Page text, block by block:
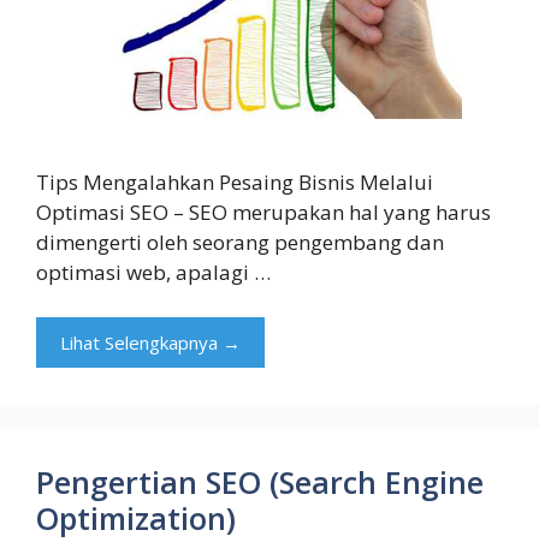
Tips Mengalahkan Pesaing Bisnis Melalui
Optimasi SEO – SEO merupakan hal yang harus
dimengerti oleh seorang pengembang dan
optimasi web, apalagi …
Lihat Selengkapnya →
Pengertian SEO (Search Engine
Optimization)